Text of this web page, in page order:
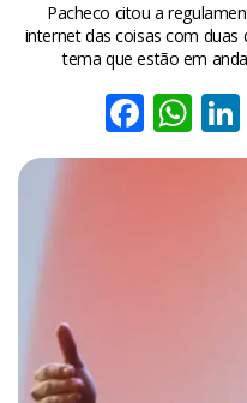
Pacheco citou a
internet das coisas com duas
tema que estão em